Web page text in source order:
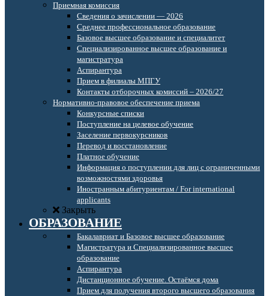
Приемная комиссия
Сведения о зачислении — 2026
Среднее профессиональное образование
Базовое высшее образование и специалитет
Специализированное высшее образование и
магистратура
Аспирантура
Прием в филиалы МПГУ
Контакты отборочных комиссий – 2026/27
Нормативно-правовое обеспечение приема
Конкурсные списки
Поступление на целевое обучение
Заселение первокурсников
Перевод и восстановление
Платное обучение
Информация о поступлении для лиц с ограниченными
возможностями здоровья
Иностранным абитуриентам / For international
applicants
Закрыть
ОБРАЗОВАНИЕ
Бакалавриат и Базовое высшее образование
Магистратура и Специализированное высшее
образование
Аспирантура
Дистанционное обучение. Остаёмся дома
Прием для получения второго высшего образования